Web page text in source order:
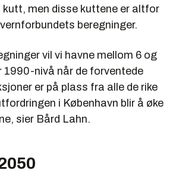
kutt, men disse kuttene er altfor
beregninger.
vil vi havne mellom 6 og
1990-nivå når de forventede
er på plass fra alle de rike
i København blir å øke
sier Bård Lahn.